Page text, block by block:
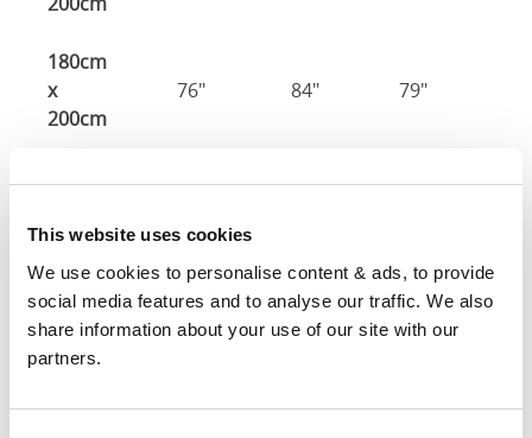
This website uses cookies
We use cookies to personalise content & ads, to provide
social media features and to analyse our traffic. We also
share information about your use of our site with our
partners.
180cm
x
200cm
76" 84" 79"
Tamaño del colchón: El tamaño del colchón requerido
Ancho: El ancho exterior de la cama
Largo: La longitud exterior de la cama La longitud
exterior de la cama
Altura de la cabeza: La altura máxima de la cabecera
del marco de la cama
la cama